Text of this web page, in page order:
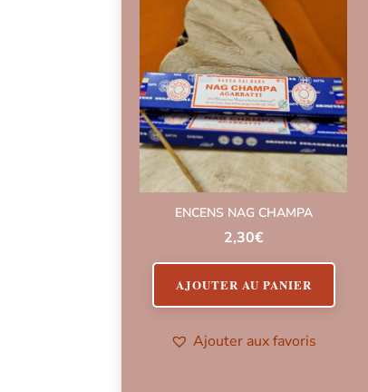
ENCENS NAG CHAMPA
2,30€
AJOUTER AU PANIER
Ajouter aux favoris